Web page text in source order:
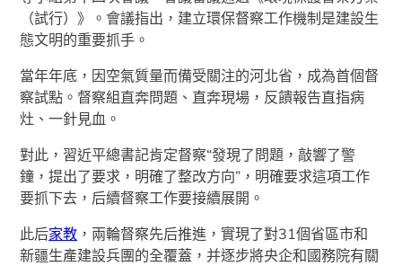
（試行）》。會議指出，建立環保督察工作機制是建設生
態文明的重要抓手。
當年年底，因空氣質量而備受關注的河北省，成為首個督
察試點。督察組直奔問題、直奔現場，反饋報告直指病
灶、一針見血。
對此，習近平總書記肯定督察“發現了問題，敲響了警
鐘，提出了要求，明確了整改方向”，明確要求這項工作
要抓下去，后續督察工作要接續展開。
此后家教 ，兩輪督察先后推進，實現了對31個省區市和
新疆生產建設兵團的全覆蓋，并逐步將央企和國務院有關